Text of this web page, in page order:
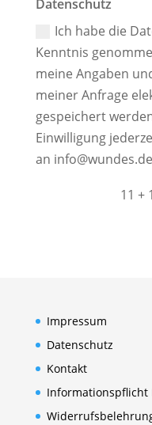
Datenschutz
Ich habe die
Kenntnis
meine Angaben
meiner Anfrage
gespeichert
Einwilligung
an
11 +
Impressum
Datenschutz
Kontakt
Informationspflicht